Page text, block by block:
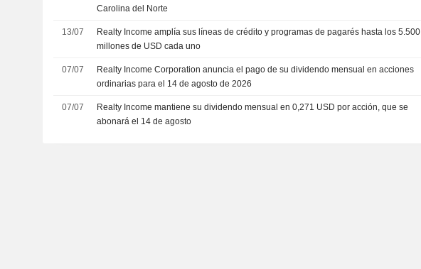
Carolina del Norte
13/07
Realty Income amplía sus líneas de crédito y programas de pagarés hasta los 5.500
millones de USD cada uno
07/07
Realty Income Corporation anuncia el pago de su dividendo mensual en acciones
ordinarias para el 14 de agosto de 2026
07/07
Realty Income mantiene su dividendo mensual en 0,271 USD por acción, que se
abonará el 14 de agosto